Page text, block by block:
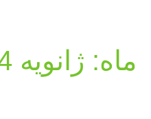
ماه: ژانویه 2024